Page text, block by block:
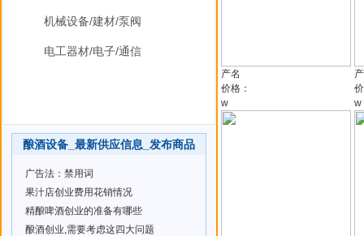
机械设备/建材/泵阀
电工器材/电子/通信
酿酒设备_最新供应信息_发布商品
广告法：禁用词
果汁店创业费用花销情况
精酿啤酒创业的准备有哪些
酿酒创业,需要考虑这四大问题
产名
价格：
w
w